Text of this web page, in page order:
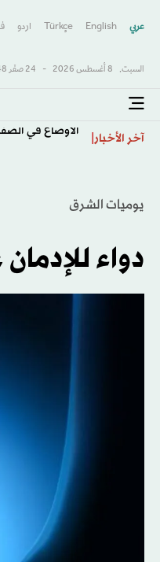
عربي English
Türkçe اردو
السبت, 8 أغسطس 2026 - 24 صفَر 1448 هـ
آخر الأخبار الأوضاع في
يوميات الشرق
دواء